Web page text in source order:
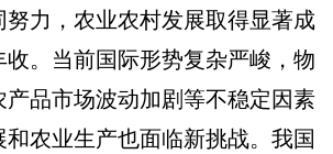
力，农业农村发展取得显著成
。当前国际形势复杂严峻，物
品市场波动加剧等不稳定因素
农业生产也面临新挑战。我国